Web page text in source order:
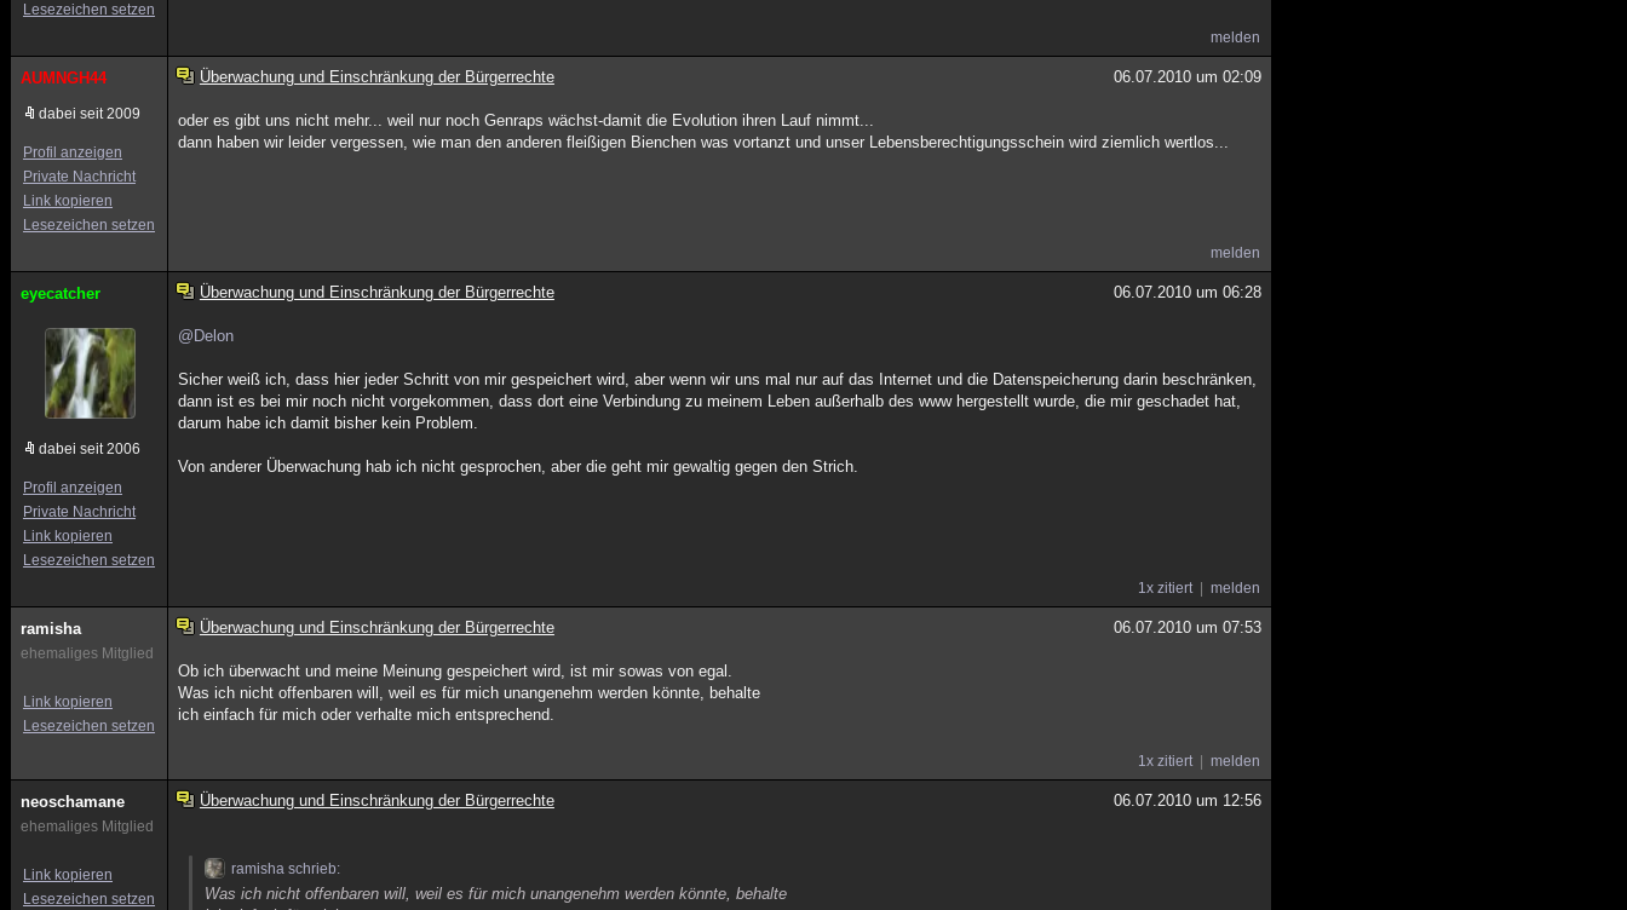
Lesezeichen setzen
melden
AUMNGH44
dabei seit 2009
Profil anzeigen
Private Nachricht
Link kopieren
Lesezeichen setzen
Überwachung und Einschränkung der Bürgerrechte 06.07.2010 um 02:09
oder es gibt uns nicht mehr... weil nur noch Genraps wächst-damit die Evolution ihren Lauf nimmt...
dann haben wir leider vergessen, wie man den anderen fleißigen Bienchen was vortanzt und unser Lebensberechtigungsschein wird ziemlich wertlos...
melden
eyecatcher
dabei seit 2006
Profil anzeigen
Private Nachricht
Link kopieren
Lesezeichen setzen
Überwachung und Einschränkung der Bürgerrechte 06.07.2010 um 06:28
@Delon
Sicher weiß ich, dass hier jeder Schritt von mir gespeichert wird, aber wenn wir uns mal nur auf das Internet und die Datenspeicherung darin beschränken,
dann ist es bei mir noch nicht vorgekommen, dass dort eine Verbindung zu meinem Leben außerhalb des www hergestellt wurde, die mir geschadet hat,
darum habe ich damit bisher kein Problem.
Von anderer Überwachung hab ich nicht gesprochen, aber die geht mir gewaltig gegen den Strich.
1x zitiert melden
ramisha
ehemaliges Mitglied
Link kopieren
Lesezeichen setzen
Überwachung und Einschränkung der Bürgerrechte 06.07.2010 um 07:53
Ob ich überwacht und meine Meinung gespeichert wird, ist mir sowas von egal.
Was ich nicht offenbaren will, weil es für mich unangenehm werden könnte, behalte
ich einfach für mich oder verhalte mich entsprechend.
1x zitiert melden
neoschamane
ehemaliges Mitglied
Link kopieren
Lesezeichen setzen
Überwachung und Einschränkung der Bürgerrechte 06.07.2010 um 12:56
ramisha schrieb:
Was ich nicht offenbaren will, weil es für mich unangenehm werden könnte, behalte